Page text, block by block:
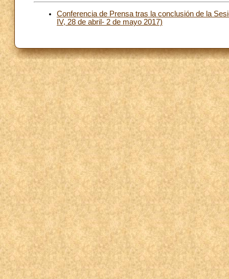
Conferencia de Prensa tras la conclusión de la
IV, 28 de abril- 2 de mayo 2017)